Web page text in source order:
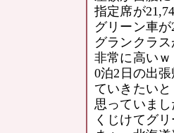
指定席が
グリーン車
グランクラ
非常に高いｗ
0泊2日の出
ていきたいと
思っていま
くじけてグ